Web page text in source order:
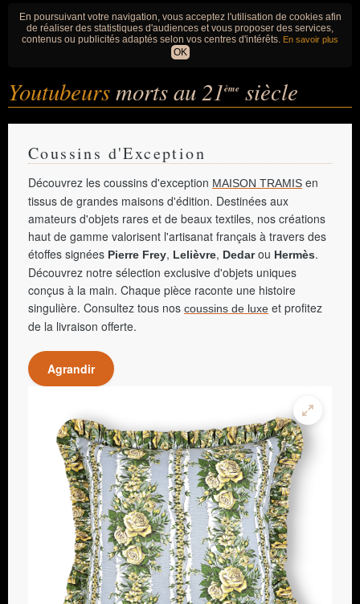
En poursuivant votre navigation, vous acceptez l'utilisation de cookies afin
de réaliser des statistiques d'audiences et vous proposer des services,
contenus ou publicités adaptés selon vos centres d'intérêts. En savoir plus
OK
Youtubeursmorts au 21ème siècle
Coussins d'Exception
Découvrez les coussins d'exception MAISON TRAMIS en
tissus de grandes maisons d'édition. Destinées aux
amateurs d'objets rares et de beaux textiles, nos créations
haut de gamme valorisent l'artisanat français à travers des
étoffes signées Pierre Frey, Lelièvre, Dedarou Hermès.
Découvrez notre sélection exclusive d'objets uniques
conçus à la main. Chaque pièce raconte une histoire
singulière. Consultez tous nos coussins de luxe et profitez
de la livraison offerte.
Agrandir